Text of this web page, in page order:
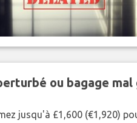
ou bagage mal
jusqu'à £1,600 (€1,920)